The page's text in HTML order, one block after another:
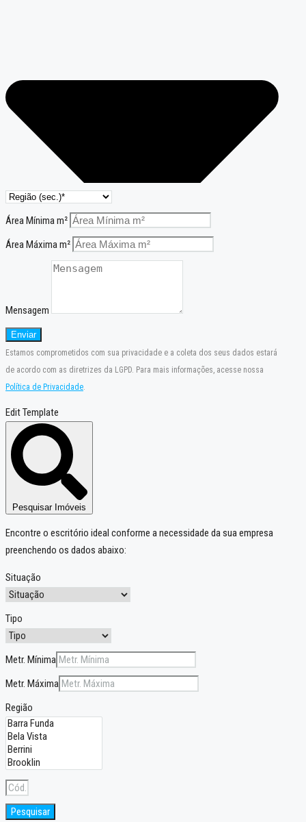
Área Mínima m²
Área Máxima m²
Mensagem
Enviar
Estamos comprometidos com sua privacidade e a coleta dos seus dados estará
de acordo com as diretrizes da LGPD. Para mais informações, acesse nossa
Política de Privacidade.
Edit Template
Pesquisar Imóveis
Encontre o escritório ideal conforme a necessidade da sua empresa
preenchendo os dados abaixo:
Situação
Tipo
Metr. Mínima
Metr. Máxima
Região
Pesquisar